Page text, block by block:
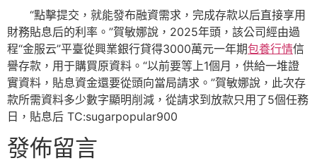
“點擊提交，就能發布融資需求，完成存款以后直接享用
財務貼息后的利率。”賀敏娜說，2025年頭，該公司經由過
程“金服云”平臺從興業銀行貸得3000萬元一年期包養行情信
譽存款，用于購買原資料。“以前要等上1個月，供給一堆證
實資料，貼息資金還要從頭向當局請求。”賀敏娜說，此次存
款所需資料多少數字顯明削減，從請求到放款只用了5個任務
日，貼息后 TC:sugarpopular900
發佈留言